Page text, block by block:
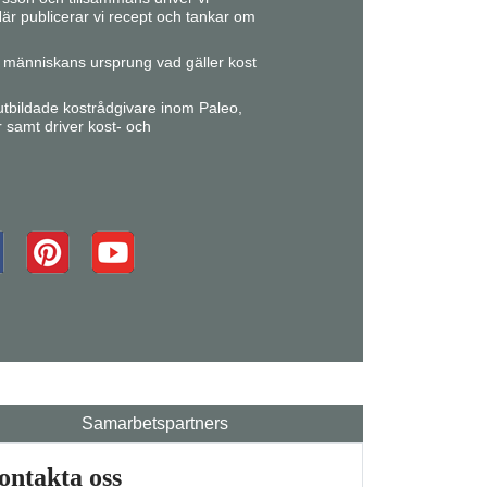
publicerar vi recept och tankar om
ursprung vad gäller kost
kostrådgivare inom Paleo,
samt driver kost- och
Samarbetspartners
oss